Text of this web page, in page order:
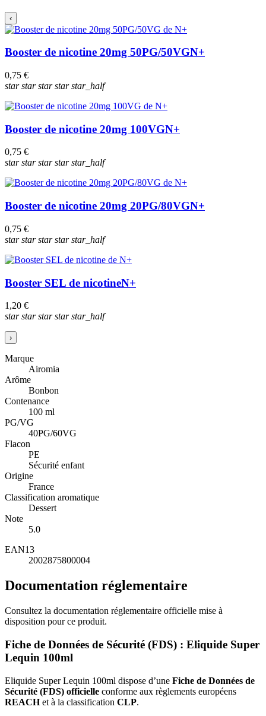
‹
Booster de nicotine 20mg 50PG/50VGN+
0,75 €
starstarstarstarstar_half
Booster de nicotine 20mg 100VGN+
0,75 €
starstarstarstarstar_half
Booster de nicotine 20mg 20PG/80VGN+
0,75 €
starstarstarstarstar_half
Booster SEL de nicotineN+
1,20 €
starstarstarstarstar_half
›
Marque
Airomia
Arôme
Bonbon
Contenance
100 ml
PG/VG
40PG/60VG
Flacon
PE
Sécurité enfant
Origine
France
Classification aromatique
Dessert
Note
5.0
EAN13
2002875800004
Documentation réglementaire
Consultez la documentation réglementaire officielle mise à
disposition pour ce produit.
Fiche de Données de Sécurité (FDS) : Eliquide Super
Lequin 100ml
Eliquide Super Lequin 100ml dispose d’une Fiche de Données de
Sécurité (FDS) officielle conforme aux règlements européens
REACHet à la classification CLP.